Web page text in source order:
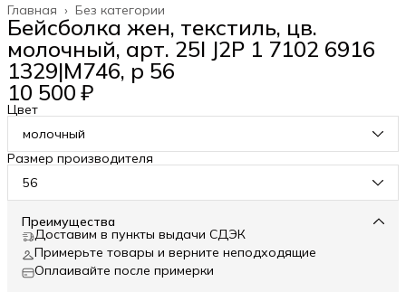
Без категории
Главная ›
Бейсболка жен, текстиль, цв.
молочный, арт. 25I J2P 1 7102 6916
1329|М746, р 56
10 500 ₽
Цвет
молочный
Размер производителя
56
Преимущества
Доставим в пункты выдачи СДЭК
Примерьте товары и верните неподходящие
Оплаивайте после примерки